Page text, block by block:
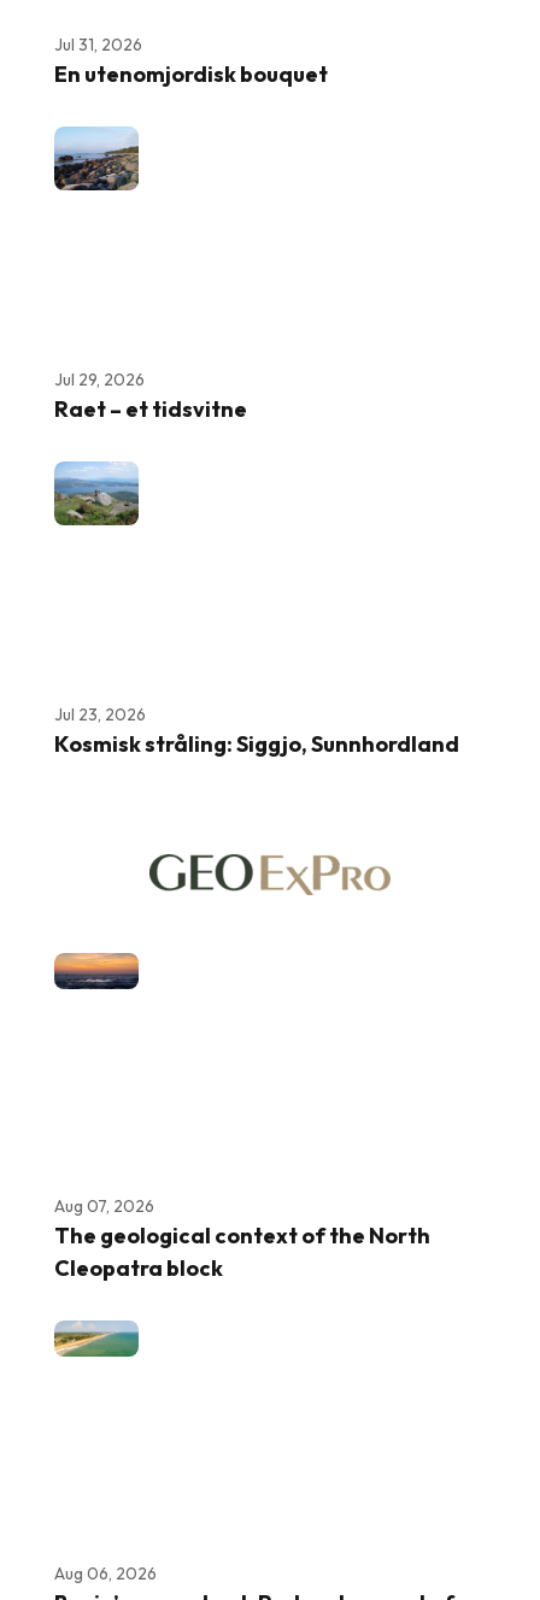
Jul 31, 2026
En utenomjordisk bouquet
Jul 29, 2026
Raet – et tidsvitne
Jul 23, 2026
Kosmisk stråling: Siggjo, Sunnhordland
Aug 07, 2026
The geological context of the North
Cleopatra block
Aug 06, 2026